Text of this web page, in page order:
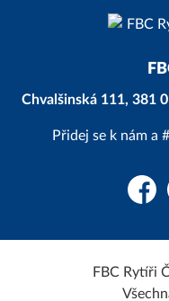
Chvalšinská 111, 381
Přidej se k nám a
FBC Rytíři